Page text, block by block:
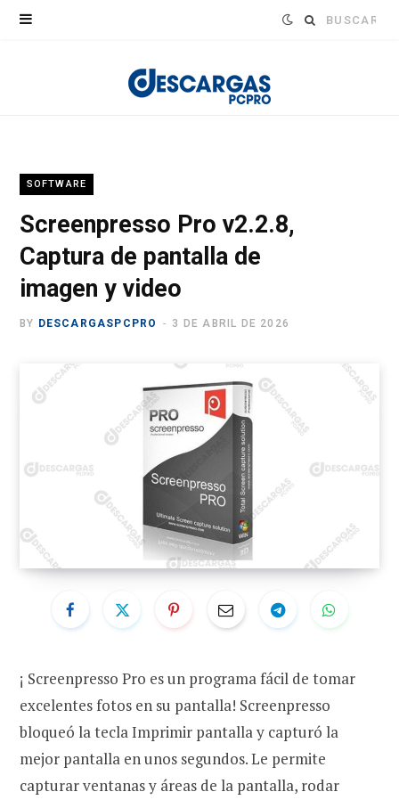
Buscar:
SOFTWARE
Screenpresso Pro v2.2.8,
Captura de pantalla de
imagen y video
BY DESCARGASPCPRO 3 DE ABRIL DE 2026
¡ Screenpresso Pro es un programa fácil de tomar
excelentes fotos en su pantalla! Screenpresso
bloqueó la tecla Imprimir pantalla y capturó la
mejor pantalla en unos segundos. Le permite
capturar ventanas y áreas de la pantalla, rodar